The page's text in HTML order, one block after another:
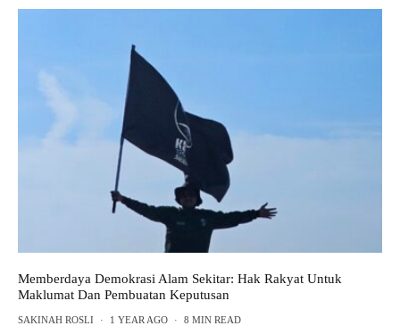
Memberdaya Demokrasi Alam Sekitar: Hak Rakyat Untuk
Maklumat Dan Pembuatan Keputusan
SAKINAH ROSLI · 1 YEAR AGO · 8 MIN READ